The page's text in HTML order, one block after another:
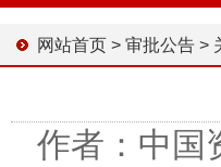
网站首页 > 审批公告 >
作者：中